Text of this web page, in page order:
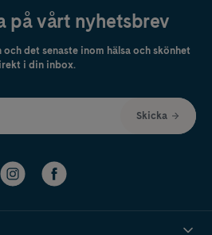
på vårt nyhetsbrev
det senaste inom hälsa och skönhet
i din inbox.
Skicka